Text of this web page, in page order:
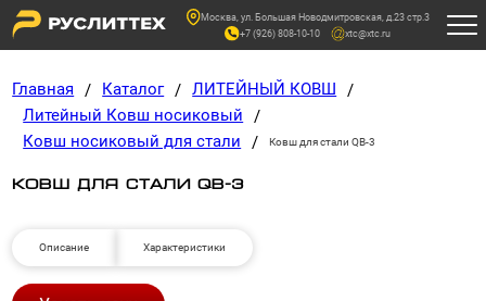
Москва, ул. Большая Новодмитровская, д.23 стр.3
xtc@xtc.ru
+7 (926) 808-10-10
Главная / Каталог / ЛИТЕЙНЫЙ КОВШ
/
Литейный Ковш носиковый
/
Ковш носиковый для стали
/ Ковш для стали QB-3
КОВШ ДЛЯ СТАЛИ QB-3
Описание Характеристики